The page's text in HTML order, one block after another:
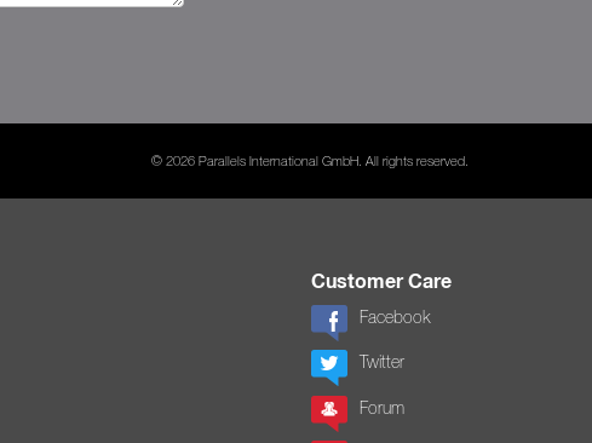
© 2026 Parallels International GmbH. All rights reserved.
Customer Care
Facebook
Twitter
Forum